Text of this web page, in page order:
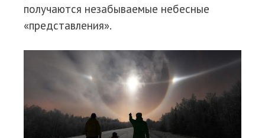
получаются незабываемые небесные
«представления».